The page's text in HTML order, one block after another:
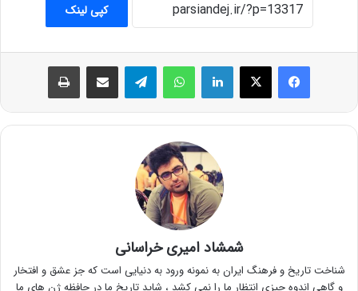
کپی لینک
فیس بوک X لینکدین واتس آپ تلگرام اشتراک گذاری از طریق ایمیل چاپ
شمشاد امیری خراسانی
شناخت تاریخ و فرهنگ ایران به نمونه ورود به دنیایی است که جز عشق و افتخار
و گاهی اندوه چیزی انتظار ما را نمی کشد ، شاید تاریخ ما در حافظه ژن های ما